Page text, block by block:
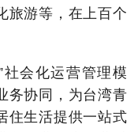
旅游等，在上百个
会化运营管理模
务协同，为台湾青
住生活提供一站式